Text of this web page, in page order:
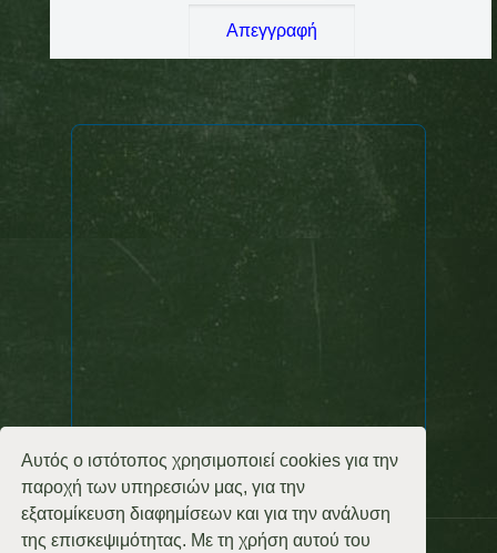
Αυτός ο ιστότοπος χρησιμοποιεί cookies για την
παροχή των υπηρεσιών μας, για την
εξατομίκευση διαφημίσεων και για την ανάλυση
της επισκεψιμότητας. Με τη χρήση αυτού του